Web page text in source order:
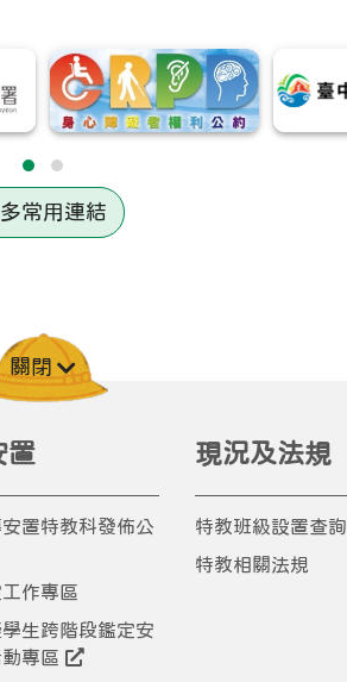
常用連結
關閉
置
置特教科發佈公
作專區
生跨階段鑑定安
專區
現況及法規
特教班級設置查詢
特教相關法規